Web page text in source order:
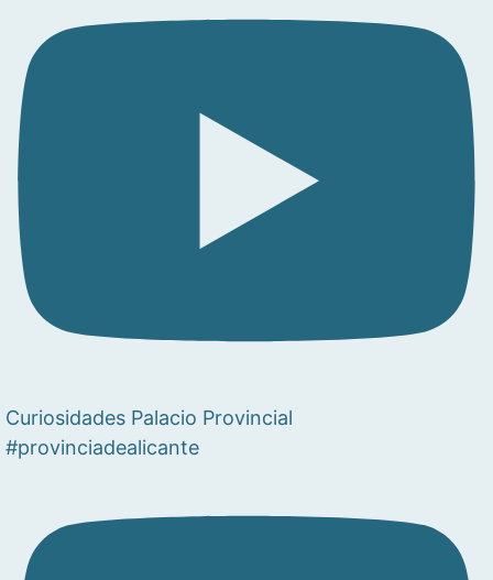
Curiosidades Palacio Provincial
#provinciadealicante